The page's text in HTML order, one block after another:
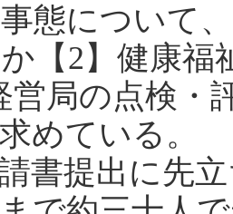
態について
【2】健康
営局の点検
めている。
書提出に先